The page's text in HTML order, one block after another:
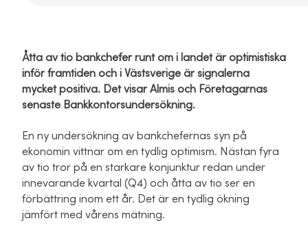
Åtta av tio bankchefer runt om i landet är optimistiska
inför framtiden och i Västsverige är signalerna
mycket positiva. Det visar Almis och Företagarnas
senaste Bankkontorsundersökning.
En ny undersökning av bankchefernas syn på
ekonomin vittnar om en tydlig optimism. Nästan fyra
av tio tror på en starkare konjunktur redan under
innevarande kvartal (Q4) och åtta av tio ser en
förbättring inom ett år. Det är en tydlig ökning
jämfört med vårens mätning.